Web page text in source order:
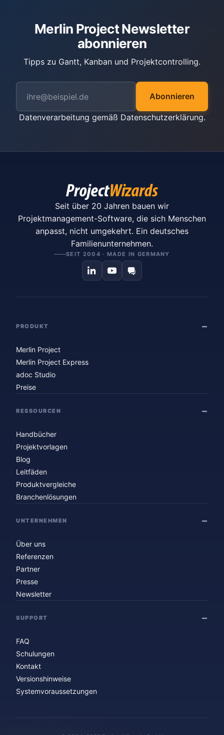
Merlin Project Newsletter
abonnieren
Tipps zu Gantt, Kanban und Projektcontrolling.
Abonnieren
Datenverarbeitung gemäß Datenschutzerklärung.
Seit über 20 Jahren bauen wir
Projektmanagement-Software, die sich Menschen
anpasst, nicht umgekehrt. Ein deutsches
Familienunternehmen.
SEIT 2004 · MADE IN GERMANY
PRODUKT
Merlin Project
Merlin Project Express
adoc Studio
Preise
RESSOURCEN
Handbücher
Projektvorlagen
Blog
Leitfäden
Produktvergleiche
Branchenlösungen
UNTERNEHMEN
Über uns
Referenzen
Partner
Presse
Newsletter
SUPPORT
FAQ
Schulungen
Kontakt
Versionshinweise
Systemvoraussetzungen